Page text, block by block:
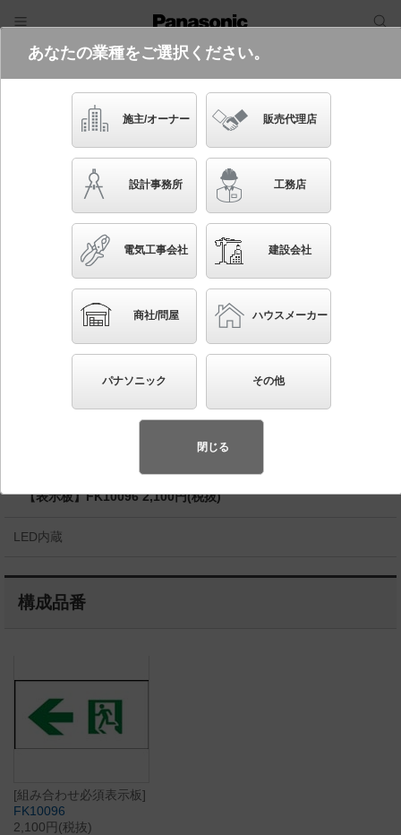
電気・建築設備（ビジネス）
フリーワード
品番・キーワード
かんたん照度計算
FA10373C LE1
(通路用片面型・左方向・表示板別売
り)
床埋込型 LED 誘導灯 片面型・一般型（20分間）
リモコン自己点検機能付・自己点検機能付／C級(10形)
ガラスパネル付型
◆組み合わせ希望小売価格 200,100円(税抜)
【本体】FA10373C LE1 198,000円(税抜)
【表示板】FK10096 2,100円(税抜)
LED内蔵
構成品番
[組み合わせ必須表示板]
FK10096
2,100円(税抜)
あなたの業種をご選択ください。
施主/オーナー 販売代理店
設計事務所 工務店
電気工事会社 建設会社
商社/問屋 ハウスメーカー
パナソニック その他
閉じる